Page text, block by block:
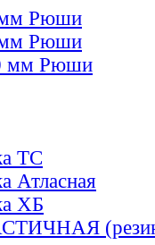
Рюши
Рюши
мм Рюши
ТС
Атласная
ХБ